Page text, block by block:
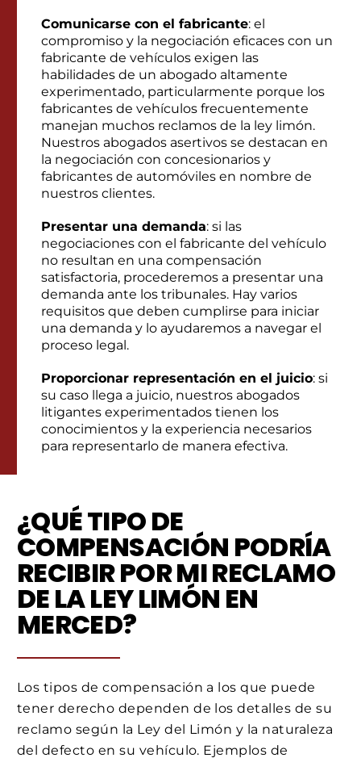
Comunicarse con el fabricante: el
compromiso y la negociación eficaces con un
fabricante de vehículos exigen las
habilidades de un abogado altamente
experimentado, particularmente porque los
fabricantes de vehículos frecuentemente
manejan muchos reclamos de la ley limón.
Nuestros abogados asertivos se destacan en
la negociación con concesionarios y
fabricantes de automóviles en nombre de
nuestros clientes.
Presentar una demanda: si las
negociaciones con el fabricante del vehículo
no resultan en una compensación
satisfactoria, procederemos a presentar una
demanda ante los tribunales. Hay varios
requisitos que deben cumplirse para iniciar
una demanda y lo ayudaremos a navegar el
proceso legal.
Proporcionar representación en el juicio: si
su caso llega a juicio, nuestros abogados
litigantes experimentados tienen los
conocimientos y la experiencia necesarios
para representarlo de manera efectiva.
¿QUÉ TIPO DE
COMPENSACIÓN PODRÍA
RECIBIR POR MI RECLAMO
DE LA LEY LIMÓN EN
MERCED?
Los tipos de compensación a los que puede
tener derecho dependen de los detalles de su
reclamo según la Ley del Limón y la naturaleza
del defecto en su vehículo. Ejemplos de